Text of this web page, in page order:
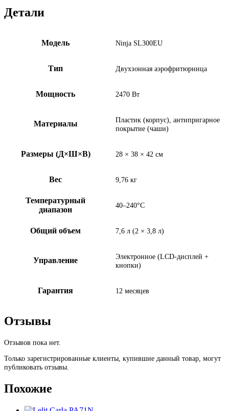
Детали
Модель Ninja SL300EU
Тип Двухзонная аэрофритюрница
Мощность 2470 Вт
Материалы
Пластик (корпус), антипригарное
покрытие (чаши)
Размеры (Д×Ш×В) 28 × 38 × 42 см
Вес 9,76 кг
Температурный
диапазон
40–240°C
Общий объем 7,6 л (2 × 3,8 л)
Управление
Электронное (LCD-дисплей +
кнопки)
Гарантия 12 месяцев
Отзывы
Отзывов пока нет.
Только зарегистрированные клиенты, купившие данный товар, могут
публиковать отзывы.
Похожие